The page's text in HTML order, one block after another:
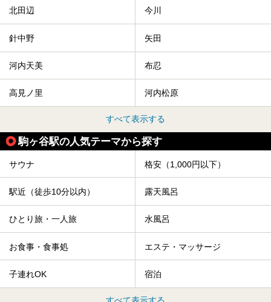
北田辺 今川
針中野 矢田
河内天美 布忍
高見ノ里 河内松原
すべて表示する
駒ヶ谷駅の人気テーマから探す
サウナ 格安（1,000円以下）
駅近（徒歩10分以内） 露天風呂
ひとり旅・一人旅 水風呂
お食事・食事処 エステ・マッサージ
子連れOK 宿泊
すべて表示する